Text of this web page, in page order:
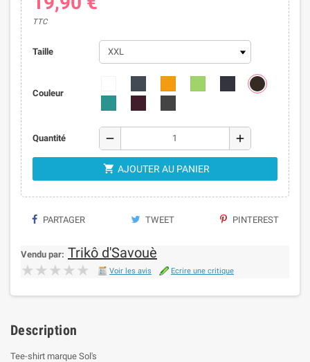
TTC
Taille
Couleur
Quantité remove add
 AJOUTER AU PANIER
PARTAGER TWEET PINTEREST
Vendu par: Trikô d'Savouè
★★★★★
★★★★★ Voir les avis Ecrire une critique
Description
Tee-shirt marque Sol's